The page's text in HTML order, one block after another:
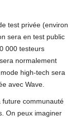
test privée (environ
sera en test public
000 testeurs
normalement
high-tech sera
avec Wave.
future communauté
On peux imaginer